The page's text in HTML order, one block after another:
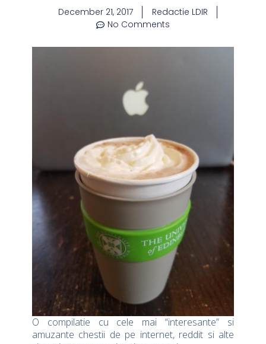
December 21, 2017
Redactie LDIR
No Comments
O compilatie cu cele mai “interesante” si
amuzante chestii de pe internet, reddit si alte